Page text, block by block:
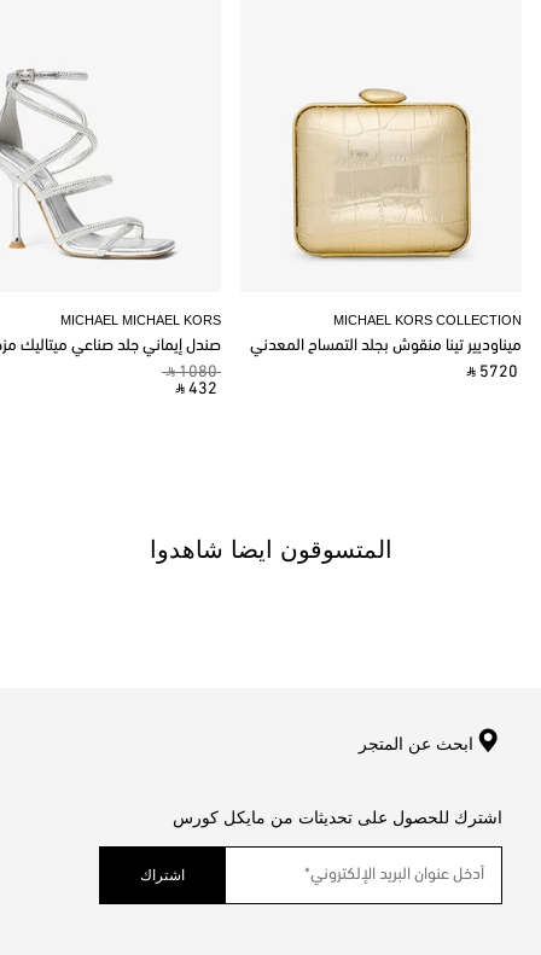
MICHAEL MICHAEL KORS
صندل إيماني جلد صناعي ميتاليك
‎ ⃁ 1080 ‎
‎ ⃁ 432 ‎
MICHAEL KORS COLLECTION
ميناوديير تينا منقوش بجلد التمساح المعدني
‎ ⃁ 5720 ‎
المتسوقون ايضا شاهدوا
ابحث عن المتجر
اشترك للحصول على تحديثات من مايكل كورس
اشتراك